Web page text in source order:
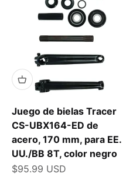
Juego de bielas Tracer
CS-UBX164-ED de
acero, 170 mm, para EE.
UU./BB 8T, color negro
Precio de oferta
$95.99 USD